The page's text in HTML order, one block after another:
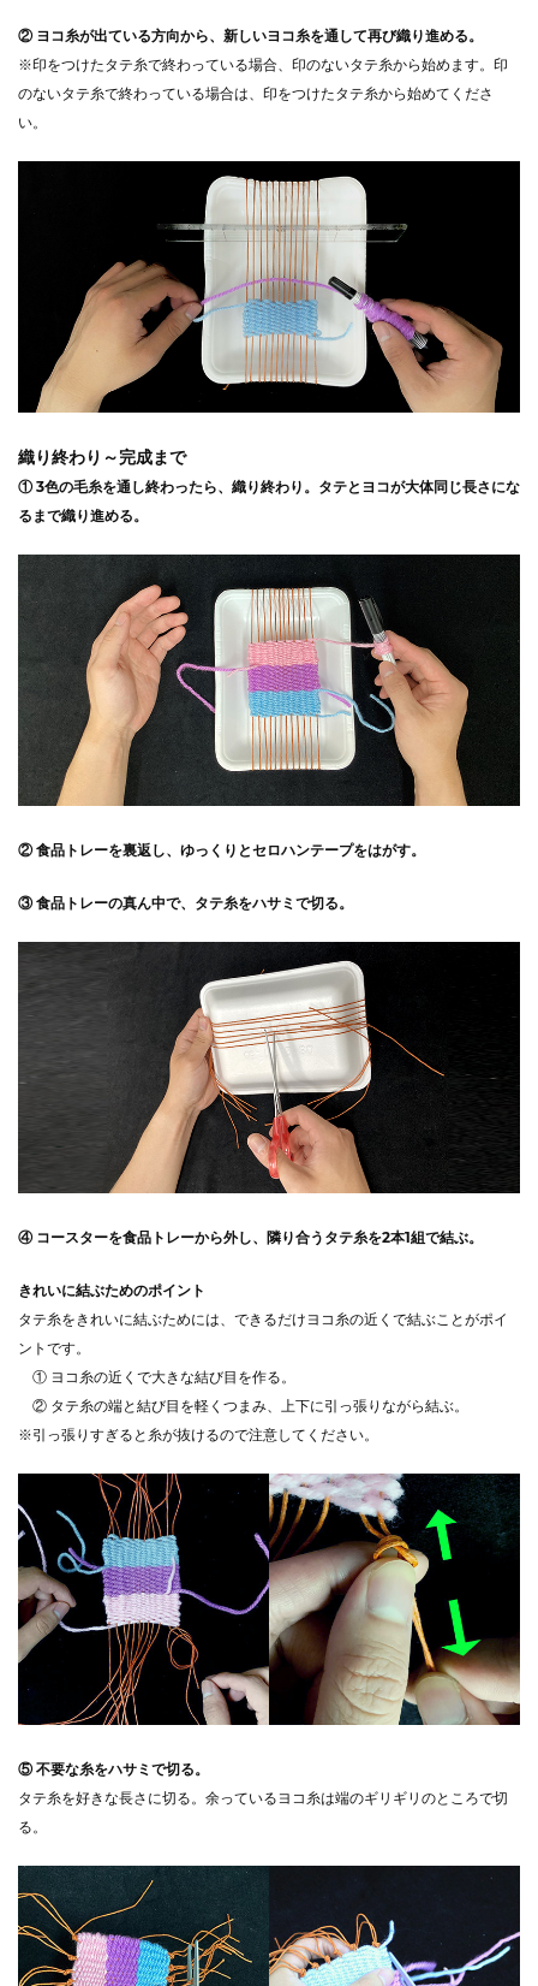
② ヨコ糸が出ている方向から、新しいヨコ糸を通して再び織り進める。
※印をつけたタテ糸で終わっている場合、印のないタテ糸から始めます。印
のないタテ糸で終わっている場合は、印をつけたタテ糸から始めてくださ
い。
織り終わり～完成まで
① 3色の毛糸を通し終わったら、織り終わり。タテとヨコが大体同じ長さにな
るまで織り進める。
② 食品トレーを裏返し、ゆっくりとセロハンテープをはがす。
③ 食品トレーの真ん中で、タテ糸をハサミで切る。
④ コースターを食品トレーから外し、隣り合うタテ糸を2本1組で結ぶ。
きれいに結ぶためのポイント
タテ糸をきれいに結ぶためには、できるだけヨコ糸の近くで結ぶことがポイ
ントです。
① ヨコ糸の近くで大きな結び目を作る。
② タテ糸の端と結び目を軽くつまみ、上下に引っ張りながら結ぶ。
※引っ張りすぎると糸が抜けるので注意してください。
⑤ 不要な糸をハサミで切る。
タテ糸を好きな長さに切る。余っているヨコ糸は端のギリギリのところで切
る。